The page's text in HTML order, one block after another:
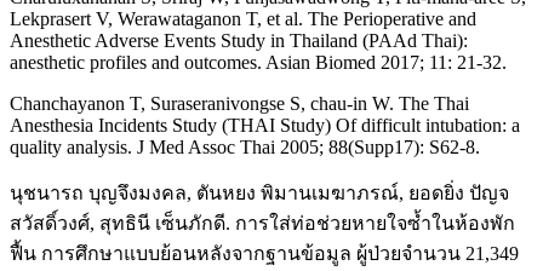
Lekprasert V, Werawataganon T, et al. The Perioperative and
Anesthetic Adverse Events Study in Thailand (PAAd Thai):
anesthetic profiles and outcomes. Asian Biomed 2017; 11: 21-32.
Chanchayanon T, Suraseranivongse S, chau-in W. The Thai
Anesthesia Incidents Study (THAI Study) Of difficult intubation: a
quality analysis. J Med Assoc Thai 2005; 88(Supp17): S62-8.
นุชนารถ บุญจึงมงคล, ตันหยง พิมานเมฆาภรณ์, ยอดยิ่ง ปัญจ
สวัสดิ์วงศ์, สุทธินี เซ็นภักดี. การใส่ท่อช่วยหายใจซ้ำในห้องพัก
ฟื้น การศึกษาแบบย้อนหลังจากฐานข้อมูล ผู้ป่วยจำนวน 21,349